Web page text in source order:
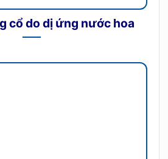
cổ do dị ứng nước hoa